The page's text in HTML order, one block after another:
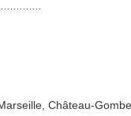
Château-